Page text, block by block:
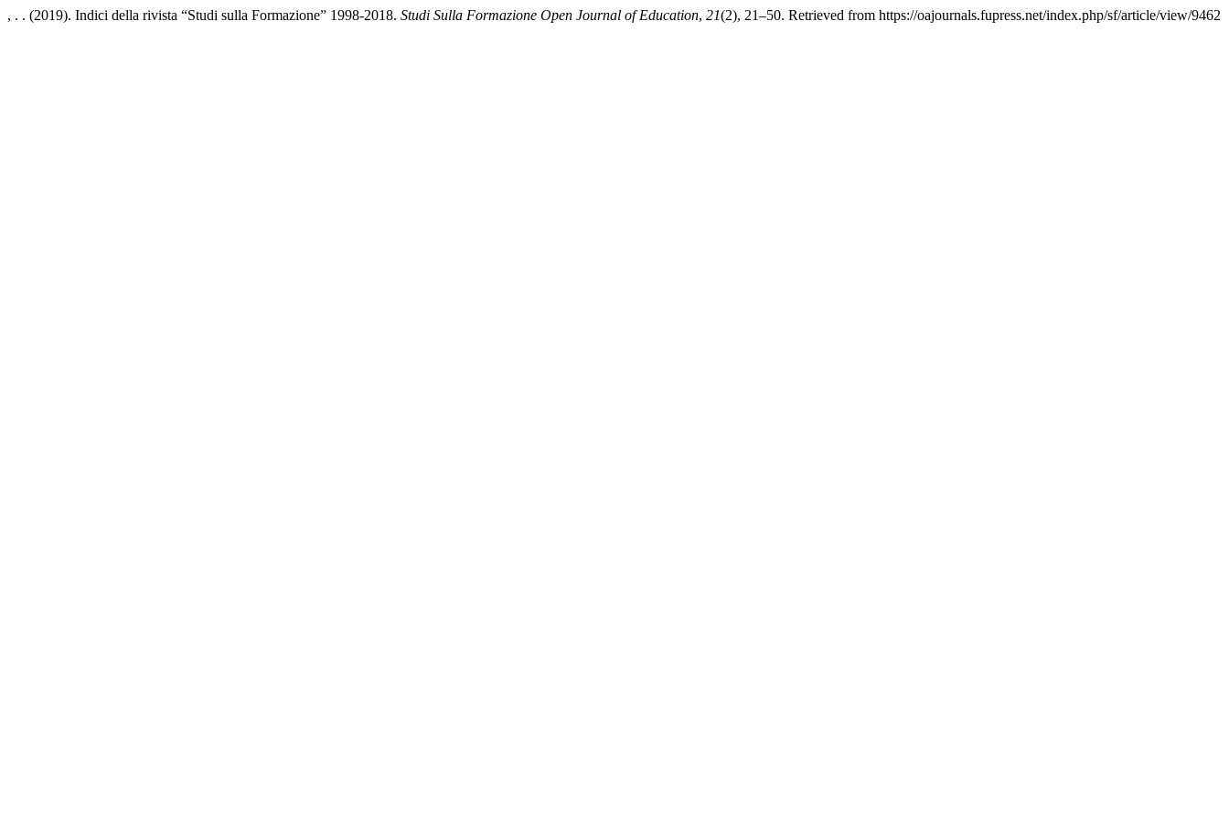
, . . (2019). Indici della rivista “Studi sulla Formazione” 1998-2018. Studi Sulla Formazione Open Journal of Education, 21(2), 21–50. Retrieved from https://oajournals.fupress.net/index.php/sf/article/view/9462